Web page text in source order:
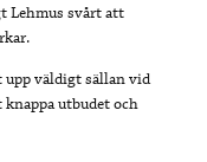
Lehmus svårt att
väldigt sällan vid
knappa utbudet och